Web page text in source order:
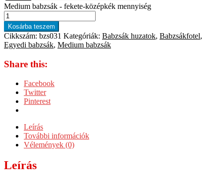
Medium babzsák - fekete-középkék mennyiség
Kosárba teszem
Cikkszám: bzs031 Kategóriák: Babzsák huzatok, Babzsákfotel,
Egyedi babzsák, Medium babzsák
Share this:
Facebook
Twitter
Pinterest
Leírás
További információk
Vélemények (0)
Leírás